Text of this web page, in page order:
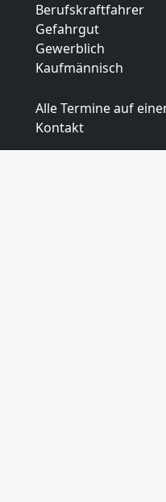
Berufskraftfahrer
Gefahrgut
Gewerblich
Kaufmännisch
Alle Termine auf
Kontakt